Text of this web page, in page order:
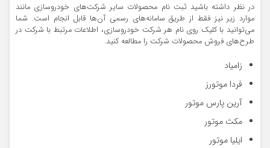
در نظر داشته باشید ثبت نام محصولات سایر شرکت‌های خودروسازی مانند
موارد زیر نیزفقط از طریق سامانه‌های رسمی آن‌ها قابل انجام است. شما
می‌توانید با کلیک روی نام هر شرکت خودروسازی، اطلاعات مرتبط با شرکت در
طرح‌های فروش محصولات شرکت را مطالعه کنید.
زامیاد
فردا موتورز
آرین پارس موتور
مکث موتور
ایلیا موتور